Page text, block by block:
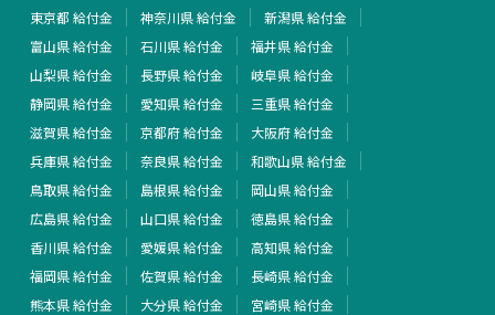
東京都 給付金
神奈川県 給付金
新潟県 給付金
富山県 給付金
石川県 給付金
福井県 給付金
山梨県 給付金
長野県 給付金
岐阜県 給付金
静岡県 給付金
愛知県 給付金
三重県 給付金
滋賀県 給付金
京都府 給付金
大阪府 給付金
兵庫県 給付金
奈良県 給付金
和歌山県 給付金
鳥取県 給付金
島根県 給付金
岡山県 給付金
広島県 給付金
山口県 給付金
徳島県 給付金
香川県 給付金
愛媛県 給付金
高知県 給付金
福岡県 給付金
佐賀県 給付金
長崎県 給付金
熊本県 給付金
大分県 給付金
宮崎県 給付金